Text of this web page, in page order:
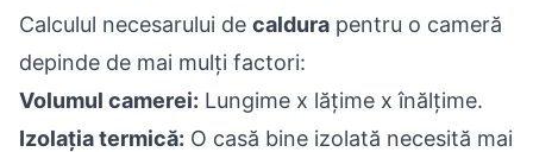
Calculul necesarului de caldura pentru o cameră
depinde de mai mulți factori:
Volumul camerei: Lungime x lățime x înălțime.
Izolația termică: O casă bine izolată necesită mai